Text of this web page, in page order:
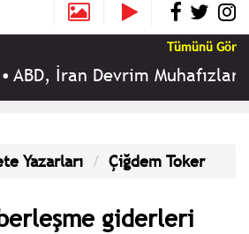
Tümünü Gör
İran Devrim Muhafızları
Yazarları Çiğdem Toker
giderleri